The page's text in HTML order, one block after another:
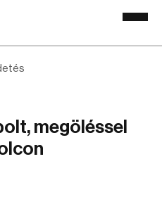
megöléssel